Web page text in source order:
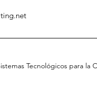
Tecnológicos para la